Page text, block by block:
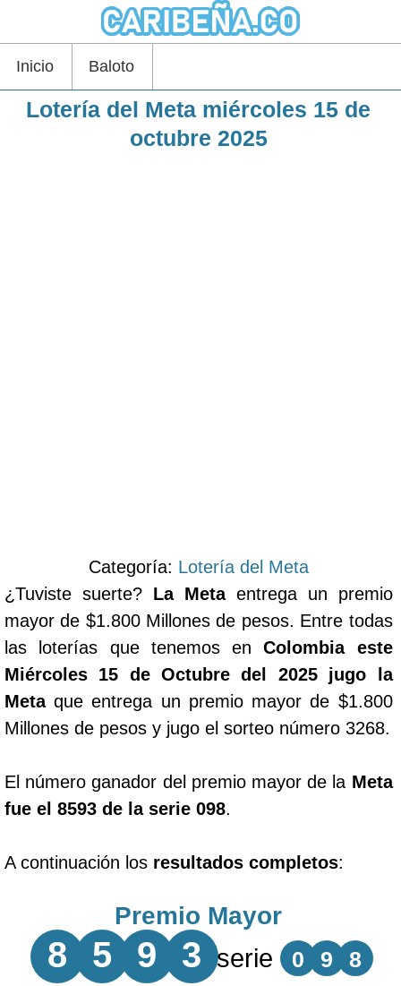
Inicio Baloto
Lotería del Meta miércoles 15 de
octubre 2025
Categoría: Lotería del Meta
¿Tuviste suerte? La Metaentrega un premio
mayor de $1.800 Millones de pesos. Entre todas
las loterías que tenemos enColombia este
Miércoles 15 de Octubre del 2025 jugo la
Metaque entrega un premio mayor de $1.800
Millones de pesos y jugo el sorteo número 3268.
El número ganador del premio mayor de la Meta
fue el 8593 de la serie 098.
A continuación los resultados completos:
Premio Mayor
8 5 9 3 serie 0 9 8